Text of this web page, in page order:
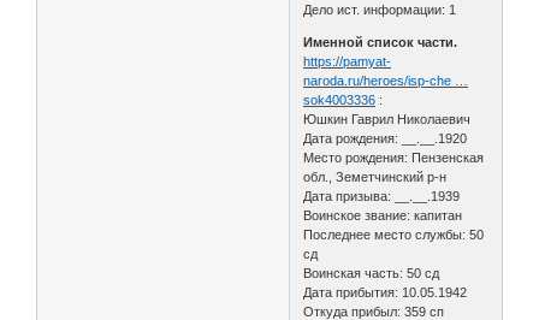
Дело ист. информации: 1
Именной список части.
https://pamyat-
naroda.ru/heroes/isp-che …
sok4003336 :
Юшкин Гаврил Николаевич
Дата рождения: __.__.1920
Место рождения: Пензенская
обл., Земетчинский р-н
Дата призыва: __.__.1939
Воинское звание: капитан
Последнее место службы: 50
сд
Воинская часть: 50 сд
Дата прибытия: 10.05.1942
Откуда прибыл: 359 сп